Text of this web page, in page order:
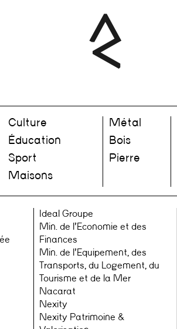
Culture
Éducation
Sport
Maisons
Métal
Bois
Pierre
Ideal Groupe
Min. de l’Economie et des
Finances
Min. de l’Equipement, des
Transports, du Logement, du
Tourisme et de la Mer
Nacarat
Nexity
Nexity Patrimoine &